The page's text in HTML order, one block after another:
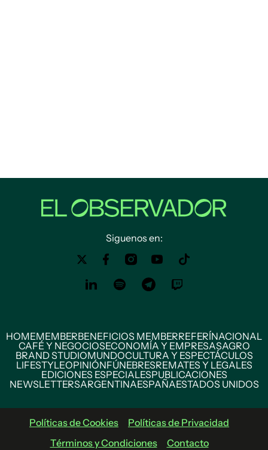
Siguenos en:
HOMEMEMBERBENEFICIOS MEMBERREFERÍNACIONAL
CAFÉ Y NEGOCIOSECONOMÍA Y EMPRESASAGRO
BRAND STUDIOMUNDOCULTURA Y ESPECTÁCULOS
LIFESTYLEOPINIÓNFÚNEBRESREMATES Y LEGALES
EDICIONES ESPECIALESPUBLICACIONES
NEWSLETTERSARGENTINAESPAÑAESTADOS UNIDOS
Políticas de Cookies
Políticas de Privacidad
Términos y Condiciones
Contacto